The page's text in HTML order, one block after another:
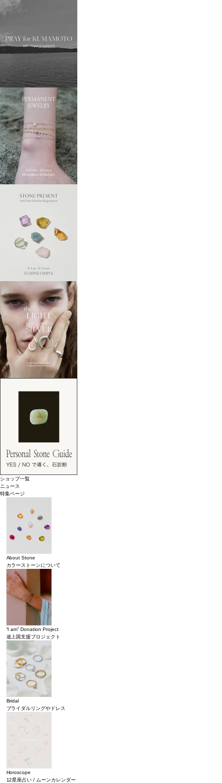
ショップ一覧
ニュース
特集ページ
About Stone
カラーストーンについて
“I am” Donation Project
途上国支援プロジェクト
Bridal
ブライダルリングやドレス
Horoscope
12星座占い / ムーンカレンダー